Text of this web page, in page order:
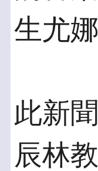
生尤
此新
辰林